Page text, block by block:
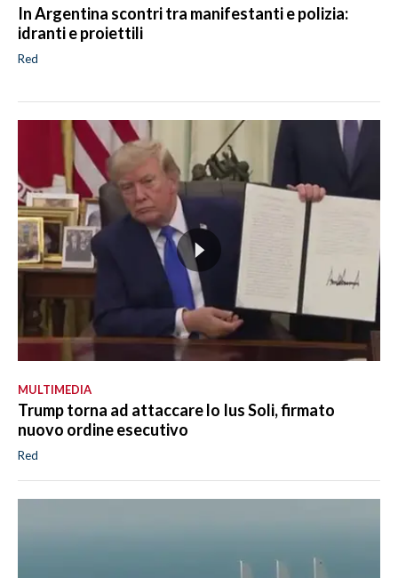
In Argentina scontri tra manifestanti e polizia:
idranti e proiettili
Red
MULTIMEDIA
Trump torna ad attaccare lo Ius Soli, firmato
nuovo ordine esecutivo
Red